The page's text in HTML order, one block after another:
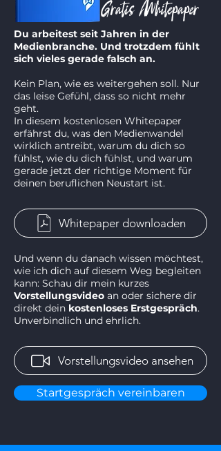
Gratis Whitepaper
Du arbeitest seit Jahren in der
Medienbranche. Und trotzdem fühlt
sich vieles gerade falsch an.
Kein Plan, wie es weitergehen soll. Nur
das leise Gefühl, dass so nicht mehr
geht.
In diesem kostenlosen Whitepaper
erfährst du, was den Medienwandel
wirklich antreibt, warum du dich so
fühlst, wie du dich fühlst, und warum
gerade jetzt der richtige Moment für
deinen beruflichen Neustart ist.
Whitepaper downloaden
Und wenn du danach wissen möchtest,
wie ich dich auf diesem Weg begleiten
kann: Schau dir mein kurzes
Vorstellungsvideo an oder sichere dir
direkt dein kostenloses Erstgespräch.
Unverbindlich und ehrlich.
Vorstellungsvideo ansehen
Startgespräch vereinbaren